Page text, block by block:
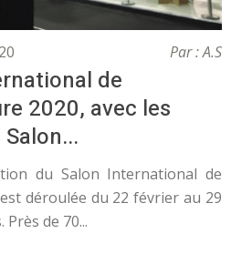
Par : A.S
de
2020, avec les
du Salon International de
déroulée du 22 février au 29
de 70...